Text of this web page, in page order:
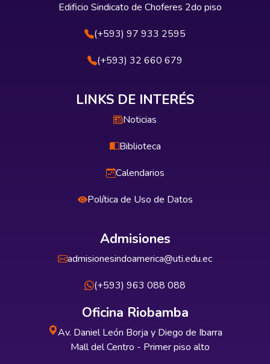
Edificio Sindicato de Choferes 2do piso
(+593) 97 933 2595
(+593) 32 660 679
LINKS DE INTERÉS
Noticias
Biblioteca
Calendarios
Política de Uso de Datos
Admisiones
admisionesindoamerica@uti.edu.ec
(+593) 963 088 088
Oficina Riobamba
Av. Daniel León Borja y Diego de Ibarra
Mall del Centro - Primer piso alto